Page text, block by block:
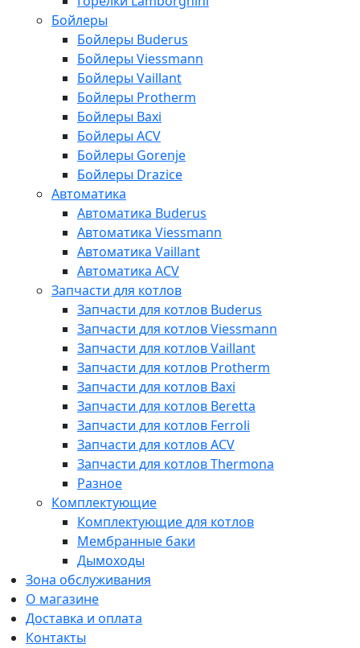
Бойлеры
Бойлеры Buderus
Бойлеры Viessmann
Бойлеры Vaillant
Бойлеры Protherm
Бойлеры Baxi
Бойлеры ACV
Бойлеры Gorenje
Бойлеры Drazice
Автоматика
Автоматика Buderus
Автоматика Viessmann
Автоматика Vaillant
Автоматика ACV
Запчасти для котлов
Запчасти для котлов Buderus
Запчасти для котлов Viessmann
Запчасти для котлов Vaillant
Запчасти для котлов Protherm
Запчасти для котлов Baxi
Запчасти для котлов Beretta
Запчасти для котлов Ferroli
Запчасти для котлов ACV
Запчасти для котлов Thermona
Разное
Комплектующие
Комплектующие для котлов
Мембранные баки
Дымоходы
Зона обслуживания
О магазине
Доставка и оплата
Контакты